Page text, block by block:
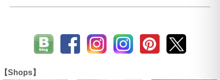
【Shops】